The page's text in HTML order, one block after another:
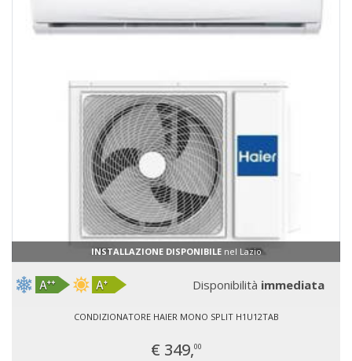
INSTALLAZIONE DISPONIBILEnel Lazio
Disponibilità immediata
CONDIZIONATORE HAIER MONO SPLIT H1U12TAB
€ 349,00